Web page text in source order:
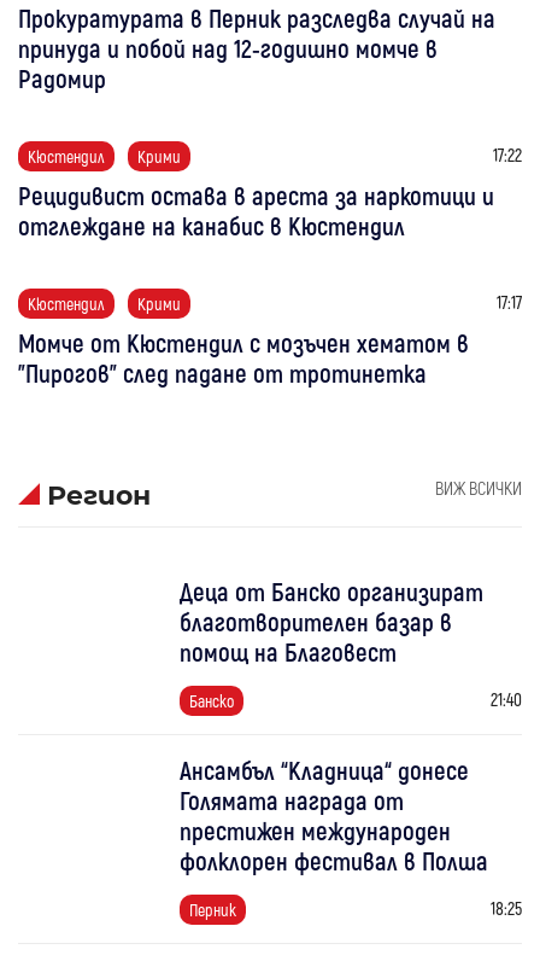
Прокуратурата в Перник разследва случай на
принуда и побой над 12-годишно момче в
Радомир
Кюстендил Крими 17:22
Рецидивист остава в ареста за наркотици и
отглеждане на канабис в Кюстендил
Кюстендил Крими 17:17
Момче от Кюстендил с мозъчен хематом в
"Пирогов" след падане от тротинетка
Регион ВИЖ ВСИЧКИ
Деца от Банско организират
благотворителен базар в
помощ на Благовест
Банско 21:40
Ансамбъл “Кладница“ донесе
Голямата награда от
престижен международен
фолклорен фестивал в Полша
Перник 18:25